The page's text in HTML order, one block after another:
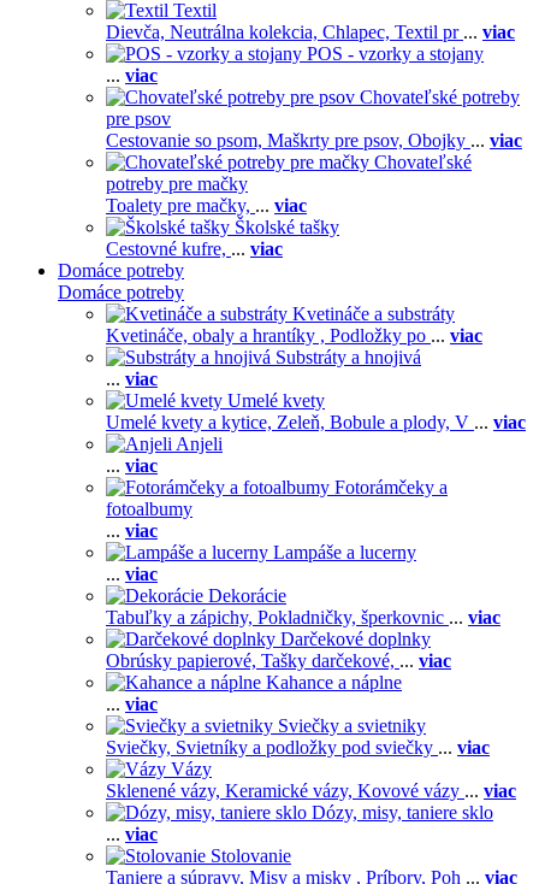
Textil
Dievča, Neutrálna kolekcia, Chlapec, Textil pr ... viac
POS - vzorky a stojany
... viac
Chovateľské potreby
pre psov
Cestovanie so psom, Maškrty pre psov, Obojky ... viac
Chovateľské
potreby pre mačky
Toalety pre mačky, ... viac
Školské tašky
Cestovné kufre, ... viac
Domáce potreby
Domáce potreby
Kvetináče a substráty
Kvetináče, obaly a hrantíky , Podložky po ... viac
Substráty a hnojivá
... viac
Umelé kvety
Umelé kvety a kytice, Zeleň, Bobule a plody, V ... viac
Anjeli
... viac
Fotorámčeky a
fotoalbumy
... viac
Lampáše a lucerny
... viac
Dekorácie
Tabuľky a zápichy, Pokladničky, šperkovnic ... viac
Darčekové doplnky
Obrúsky papierové, Tašky darčekové, ... viac
Kahance a náplne
... viac
Sviečky a svietniky
Sviečky, Svietníky a podložky pod sviečky ... viac
Vázy
Sklenené vázy, Keramické vázy, Kovové vázy ... viac
Dózy, misy, taniere sklo
... viac
Stolovanie
Taniere a súpravy, Misy a misky , Príbory, Poh ... viac